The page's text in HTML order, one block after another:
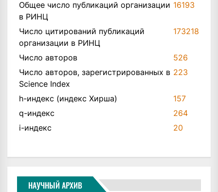
Общее число публикаций организации
в РИНЦ
16193
Число цитирований публикаций
организации в РИНЦ
173218
Число авторов
526
Число авторов, зарегистрированных в
Science Index
223
h-индекс (индекс Хирша)
157
q-индекс
264
i-индекс
20
НАУЧНЫЙ АРХИВ